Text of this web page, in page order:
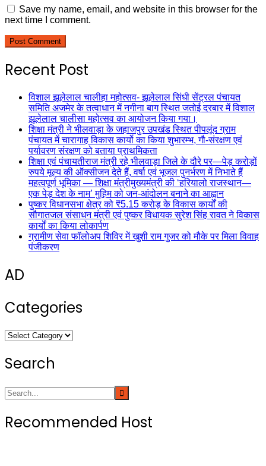
Save my name, email, and website in this browser for the
next time I comment.
Recent Post
विशाल झूलेलाल चालीहा महोत्सव- झूलेलाल सिंधी सेंट्रल पंचायत
समिति अजमेर के तत्वाधान में नगीना बाग स्थित जतोई दरबार में विशाल
झूलेलाल चालीसा महोत्सव का आयोजन किया गया।
शिक्षा मंत्री ने भीलवाड़ा के जहाजपुर उपखंड स्थित पीपलूंद ग्राम
पंचायत में चारागाह विकास कार्यो का किया शुभारम्भ, गौ-संरक्षण एवं
पर्यावरण संरक्षण को बताया प्राथमिकता
शिक्षा एवं पंचायतीराज मंत्री रहे भीलवाड़ा जिले के दौरे पर—पेड़ करोड़ों
रुपये मूल्य की ऑक्सीजन देते हैं, वर्षा एवं भूजल पुनर्भरण में निभाते हैं
महत्वपूर्ण भूमिका — शिक्षा मंत्रीमुख्यमंत्री की ‘हरियालो राजस्थान—
एक पेड़ देश के नाम’ मुहिम को जन-आंदोलन बनाने का आह्वान
पुष्कर विधानसभा क्षेत्र को ₹5.15 करोड़ के विकास कार्यों की
सौगातजल संसाधन मंत्री एवं पुष्कर विधायक सुरेश सिंह रावत ने विकास
कार्यों का किया लोकार्पण
ग्रामीण सेवा फॉलोअप शिविर में खुशी राम गुजर को मौके पर मिला विवाह
पंजीकरण
AD
Categories
Categories
Search
Recommended Host